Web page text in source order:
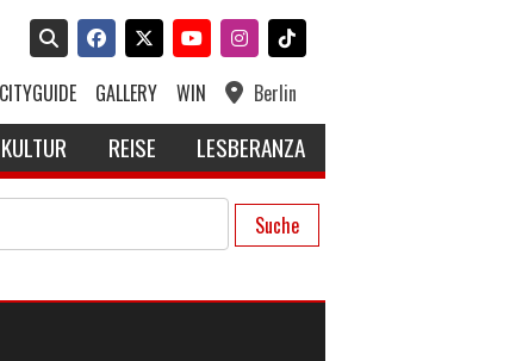
CITYGUIDE GALLERY WIN Berlin
KULTUR REISE LESBERANZA